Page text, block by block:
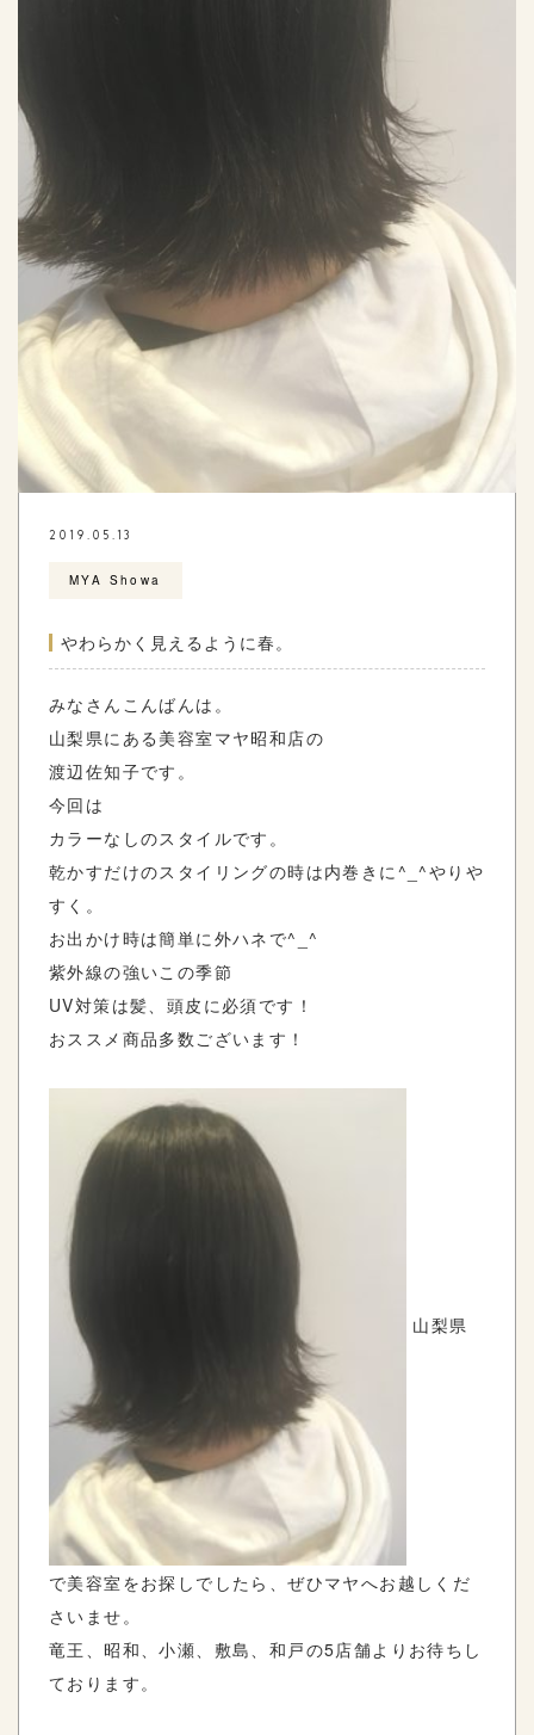
2019.05.13
MYA Showa
やわらかく見えるように春。
みなさんこんばんは。
山梨県にある美容室マヤ昭和店の
渡辺佐知子です。
今回は
カラーなしのスタイルです。
乾かすだけのスタイリングの時は内巻きに^_^やりや
すく。
お出かけ時は簡単に外ハネで^_^
紫外線の強いこの季節
UV対策は髪、頭皮に必須です！
おススメ商品多数ございます！
山梨県
で美容室をお探しでしたら、ぜひマヤへお越しくだ
さいませ。
竜王、昭和、小瀬、敷島、和戸の5店舗よりお待ちし
ております。